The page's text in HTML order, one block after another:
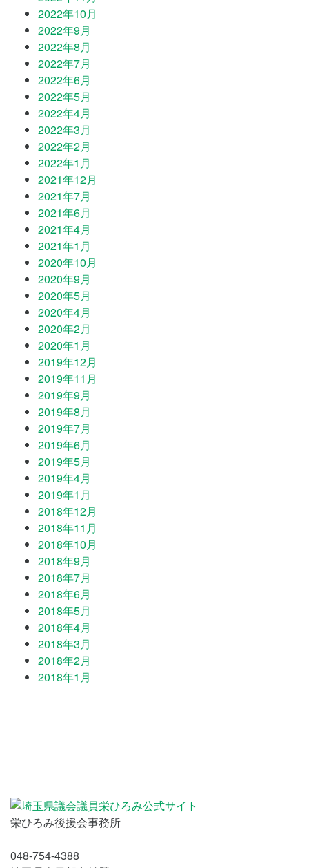
2022年10月
2022年9月
2022年8月
2022年7月
2022年6月
2022年5月
2022年4月
2022年3月
2022年2月
2022年1月
2021年12月
2021年7月
2021年6月
2021年4月
2021年1月
2020年10月
2020年9月
2020年5月
2020年4月
2020年2月
2020年1月
2019年12月
2019年11月
2019年9月
2019年8月
2019年7月
2019年6月
2019年5月
2019年4月
2019年1月
2018年12月
2018年11月
2018年10月
2018年9月
2018年7月
2018年6月
2018年5月
2018年4月
2018年3月
2018年2月
2018年1月
栄ひろみ後援会事務所
048-754-4388